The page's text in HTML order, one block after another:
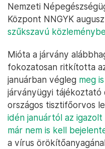
Nemzeti
Központ NNGYK
szűkszavú
Mióta a járvány
fokozatosan ritkította
januárban végleg meg
járványügyi tájékoztató
országos tisztifőorvos
idén januártól az
már nem is kell
a vírus